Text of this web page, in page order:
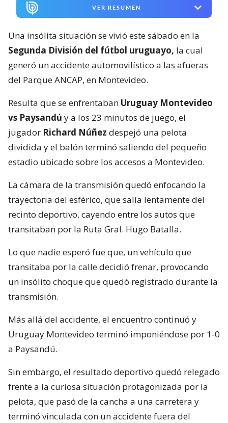
VER RESUMEN
Una insólita situación se vivió este sábado en la
Segunda División del fútbol uruguayo, la cual
generó un accidente automovilístico a las afueras
del Parque ANCAP, en Montevideo.
Resulta que se enfrentaban Uruguay Montevideo
vs Paysandú y a los 23 minutos de juego, el
jugador Richard Núñez despejó una pelota
dividida y el balón terminó saliendo del pequeño
estadio ubicado sobre los accesos a Montevideo.
La cámara de la transmisión quedó enfocando la
trayectoria del esférico, que salía lentamente del
recinto deportivo, cayendo entre los autos que
transitaban por la Ruta Gral. Hugo Batalla.
Lo que nadie esperó fue que, un vehículo que
transitaba por la calle decidió frenar, provocando
un insólito choque que quedó registrado durante la
transmisión.
Más allá del accidente, el encuentro continuó y
Uruguay Montevideo terminó imponiéndose por 1-0
a Paysandú.
Sin embargo, el resultado deportivo quedó relegado
frente a la curiosa situación protagonizada por la
pelota, que pasó de la cancha a una carretera y
terminó vinculada con un accidente fuera del